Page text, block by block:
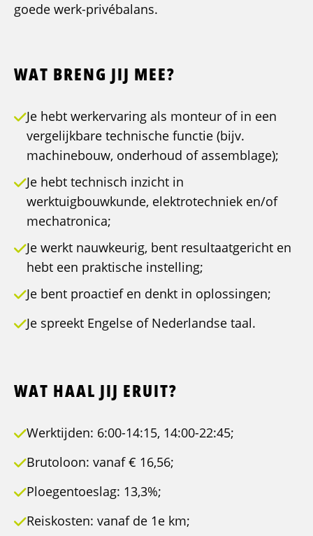
goede werk-privébalans.
WAT BRENG JIJ MEE?
Je hebt werkervaring als monteur of in een
vergelijkbare technische functie (bijv.
machinebouw, onderhoud of assemblage);
Je hebt technisch inzicht in
werktuigbouwkunde, elektrotechniek en/of
mechatronica;
Je werkt nauwkeurig, bent resultaatgericht en
hebt een praktische instelling;
Je bent proactief en denkt in oplossingen;
Je spreekt Engelse of Nederlandse taal.
WAT HAAL JIJ ERUIT?
Werktijden: 6:00-14:15, 14:00-22:45;
Brutoloon: vanaf € 16,56;
Ploegentoeslag: 13,3%;
Reiskosten: vanaf de 1e km;